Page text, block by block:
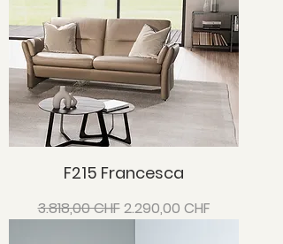
F215 Francesca
Standardpreis
3.818,00 CHFSale-Preis
2.290,00 CHF